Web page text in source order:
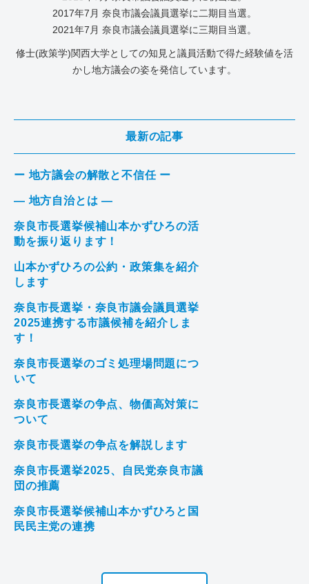
2017年7月 奈良市議会議員選挙に二期目当選。
2021年7月 奈良市議会議員選挙に三期目当選。
修士(政策学)関西大学としての知見と議員活動で得た経験値を活
かし地方議会の姿を発信しています。
最新の記事
ー 地方議会の解散と不信任 ー
― 地方自治とは ―
奈良市長選挙候補山本かずひろの活
動を振り返ります！
山本かずひろの公約・政策集を紹介
します
奈良市長選挙・奈良市議会議員選挙
2025連携する市議候補を紹介しま
す！
奈良市長選挙のゴミ処理場問題につ
いて
奈良市長選挙の争点、物価高対策に
ついて
奈良市長選挙の争点を解説します
奈良市長選挙2025、自民党奈良市議
団の推薦
奈良市長選挙候補山本かずひろと国
民民主党の連携